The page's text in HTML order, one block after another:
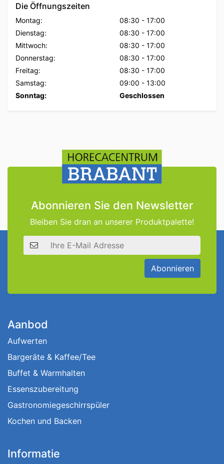
Die Öffnungszeiten
Montag: 08:30 - 17:00
Dienstag:
08:30 - 17:00
Mittwoch:
08:30 - 17:00
Donnerstag:
08:30 - 17:00
Freitag:
08:30 - 17:00
Samstag:
09:00 - 13:00
Sonntag:
Geschlossen
Abonnieren Sie den Newsletter
Bleiben Sie dran an unserer Produktpalette!
E-Mail Adresse
Abonnieren
Aanbod
Aufwerten
Bargeräte & Kaffee/Tee
Buffet & Warmhalten
Essenszubereitung
Gastronomiegeschirrspüler
Kochen und Backen
Informatie